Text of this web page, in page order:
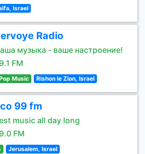
Israel
Radio
музыка - ваше настроение!
FM
Music Rishon le Zion, Israel
99 fm
music all day long
FM
Jerusalem, Israel